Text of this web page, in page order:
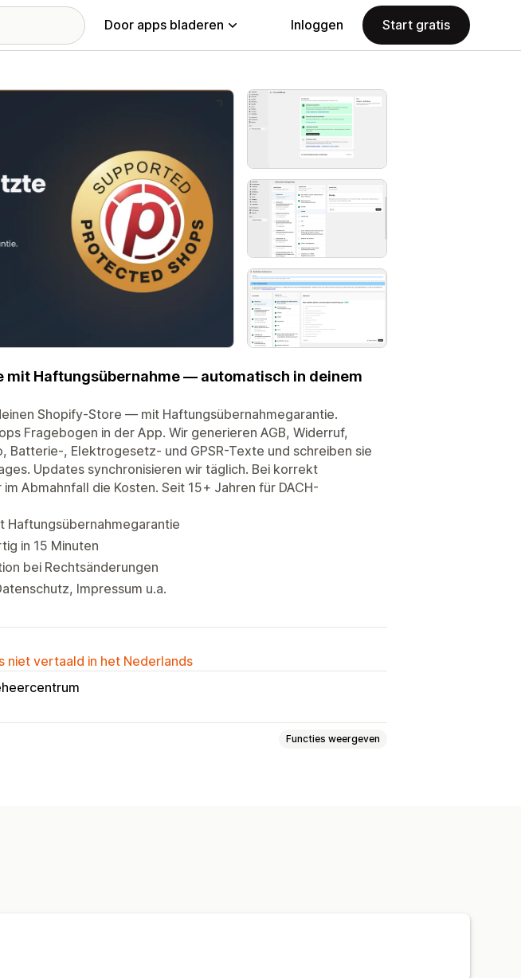
Door apps bladeren Inloggen Start gratis
Haftungsübernahme — automatisch in deinem
Shopify-Store — mit Haftungsübernahmegarantie.
Fragebogen in der App. Wir generieren AGB, Widerruf,
Batterie-, Elektrogesetz- und GPSR-Texte und schreiben sie
Updates synchronisieren wir täglich. Bei korrekt
Abmahnfall die Kosten. Seit 15+ Jahren für DACH-
in 15 Minuten
bei Rechtsänderungen
Impressum u.a.
niet vertaald in het Nederlands
Functies weergeven